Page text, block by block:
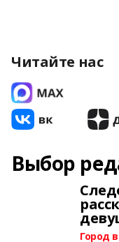
Читайте нас
Выбор
Город